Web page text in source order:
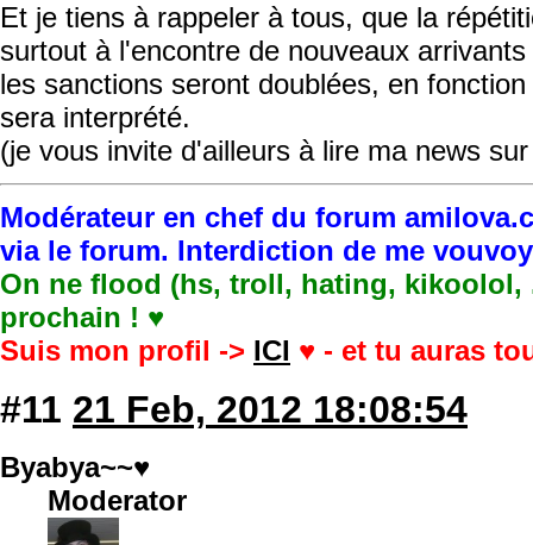
Et je tiens à rappeler à tous, que la
surtout à l'encontre de nouveaux arrivants
les sanctions seront doublées, en
sera interprété.
(je vous invite d'ailleurs à lire ma news
Modérateur en chef du forum
via le forum. Interdiction de me
On ne flood (hs, troll, hating, kikoolol,
prochain ! ♥
Suis mon profil -> ICI ♥ - et tu auras
#11 21 Feb, 2012 18:08:54
Byabya~~♥
Moderator